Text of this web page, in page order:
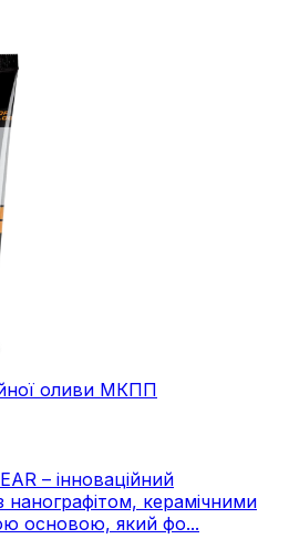
оливи МКПП
– інноваційний
нанографітом, керамічними
основою, який фо...